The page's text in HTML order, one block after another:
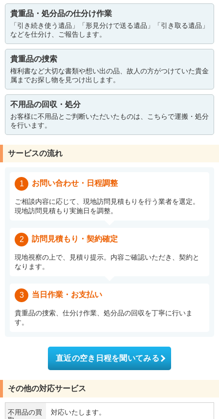
貴重品・処分品の仕分け作業
「引き続き使う遺品」「形見分けで送る遺品」「引き取る遺品」
などを仕分け、ご報告します。
貴重品の捜索
権利書など大切な書類や想い出の品、故人の方がつけていた貴金
属までお探し物を見つけ出します。
不用品の回収・処分
お客様に不用品とご判断いただいたものは、こちらで運搬・処分
を行います。
サービスの流れ
1 お問い合わせ・日程調整
ご相談内容に応じて、現地訪問見積もりを行う業者を選定。
現地訪問見積もり実施日を調整。
2 訪問見積もり・契約確定
現地視察の上で、見積り提示。内容ご確認いただき、契約と
なります。
3 当日作業・お支払い
貴重品の捜索、仕分け作業、処分品の回収を丁寧に行いま
す。
直近の空き日程を聞いてみる
その他の対応サービス
不用品の買
対応いたします。